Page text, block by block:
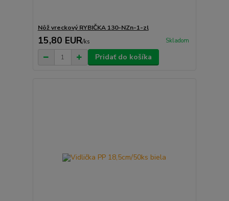
Nôž vreckový RYBIČKA 130-NZn-1-zl
15,80 EUR/ks Skladom
Pridať do košíka